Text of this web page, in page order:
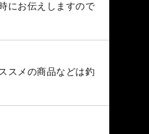
にお伝えしますので
スメの商品などは釣